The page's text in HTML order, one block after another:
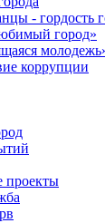
- гордость
город»
коррупции
проекты